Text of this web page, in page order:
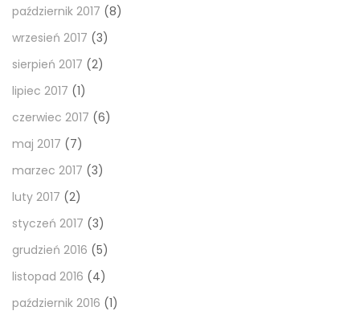
październik 2017 (8)
wrzesień 2017 (3)
sierpień 2017 (2)
lipiec 2017 (1)
czerwiec 2017 (6)
maj 2017 (7)
marzec 2017 (3)
luty 2017 (2)
styczeń 2017 (3)
grudzień 2016 (5)
listopad 2016 (4)
październik 2016 (1)